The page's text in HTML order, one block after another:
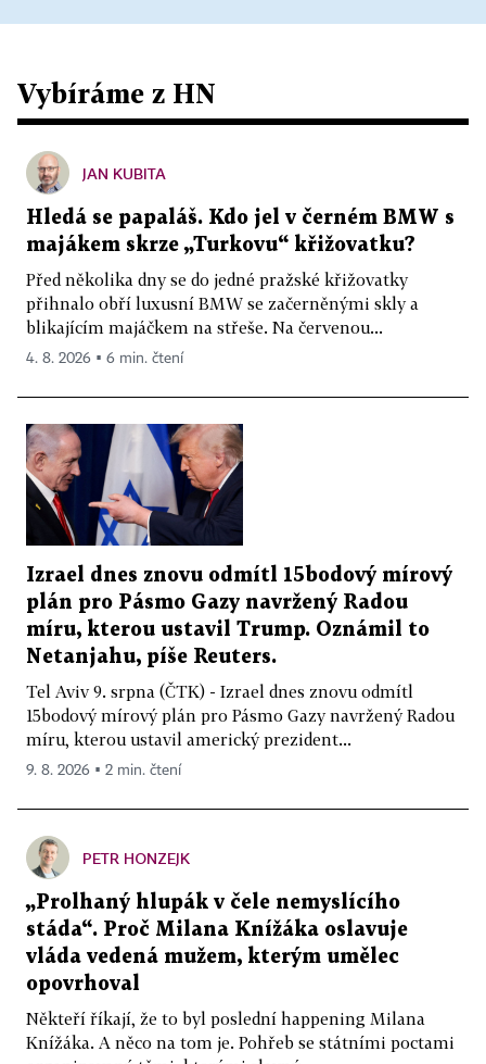
Vybíráme z HN
JAN KUBITA
Hledá se papaláš. Kdo jel v černém BMW s
majákem skrze „Turkovu“ křižovatku?
Před několika dny se do jedné pražské křižovatky
přihnalo obří luxusní BMW se začerněnými skly a
blikajícím majáčkem na střeše. Na červenou...
4. 8. 2026 ▪ 6 min. čtení
Izrael dnes znovu odmítl 15bodový mírový
plán pro Pásmo Gazy navržený Radou
míru, kterou ustavil Trump. Oznámil to
Netanjahu, píše Reuters.
Tel Aviv 9. srpna (ČTK) - Izrael dnes znovu odmítl
15bodový mírový plán pro Pásmo Gazy navržený Radou
míru, kterou ustavil americký prezident...
9. 8. 2026 ▪ 2 min. čtení
PETR HONZEJK
„Prolhaný hlupák v čele nemyslícího
stáda“. Proč Milana Knížáka oslavuje
vláda vedená mužem, kterým umělec
opovrhoval
Někteří říkají, že to byl poslední happening Milana
Knížáka. A něco na tom je. Pohřeb se státními poctami